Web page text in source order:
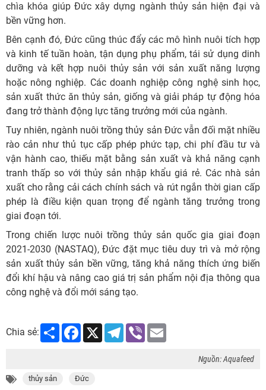
chìa khóa giúp Đức xây dựng ngành thủy sản hiện đại và
bền vững hơn.
Bên cạnh đó, Đức cũng thúc đẩy các mô hình nuôi tích hợp
và kinh tế tuần hoàn, tận dụng phụ phẩm, tái sử dụng dinh
dưỡng và kết hợp nuôi thủy sản với sản xuất năng lượng
hoặc nông nghiệp. Các doanh nghiệp công nghệ sinh học,
sản xuất thức ăn thủy sản, giống và giải pháp tự động hóa
đang trở thành động lực tăng trưởng mới của ngành.
Tuy nhiên, ngành nuôi trồng thủy sản Đức vẫn đối mặt nhiều
rào cản như thủ tục cấp phép phức tạp, chi phí đầu tư và
vận hành cao, thiếu mặt bằng sản xuất và khả năng cạnh
tranh thấp so với thủy sản nhập khẩu giá rẻ. Các nhà sản
xuất cho rằng cải cách chính sách và rút ngắn thời gian cấp
phép là điều kiện quan trọng để ngành tăng trưởng trong
giai đoạn tới.
Trong chiến lược nuôi trồng thủy sản quốc gia giai đoạn
2021-2030 (NASTAQ), Đức đặt mục tiêu duy trì và mở rộng
sản xuất thủy sản bền vững, tăng khả năng thích ứng biến
đổi khí hậu và nâng cao giá trị sản phẩm nội địa thông qua
công nghệ và đổi mới sáng tạo.
Chia sẻ: Share Facebook
X Telegram
Viber
Nguồn: Aquafeed
thủy sản Đức